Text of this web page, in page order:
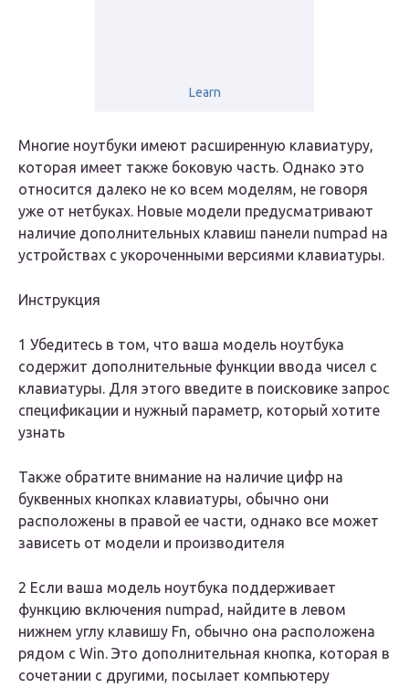
Learn
Многие ноутбуки имеют расширенную клавиатуру,
которая имеет также боковую часть. Однако это
относится далеко не ко всем моделям, не говоря
уже от нетбуках. Новые модели предусматривают
наличие дополнительных клавиш панели numpad на
устройствах с укороченными версиями клавиатуры.
Инструкция
1 Убедитесь в том, что ваша модель ноутбука
содержит дополнительные функции ввода чисел с
клавиатуры. Для этого введите в поисковике запрос
спецификации и нужный параметр, который хотите
узнать
Также обратите внимание на наличие цифр на
буквенных кнопках клавиатуры, обычно они
расположены в правой ее части, однако все может
зависеть от модели и производителя
2 Если ваша модель ноутбука поддерживает
функцию включения numpad, найдите в левом
нижнем углу клавишу Fn, обычно она расположена
рядом с Win. Это дополнительная кнопка, которая в
сочетании с другими, посылает компьютеру